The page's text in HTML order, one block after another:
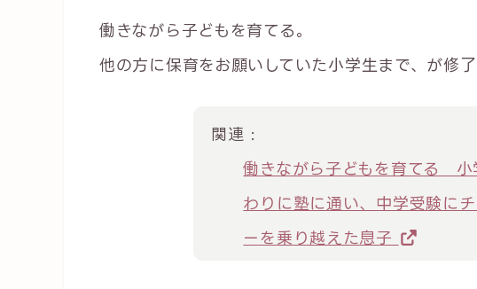
働きながら子どもを育てる。
他の方に保育をお願いしていた小学生まで、が修
関連 :
働きながら子どもを育てる
わりに塾に通い、中学受験に
ーを乗り越えた息子